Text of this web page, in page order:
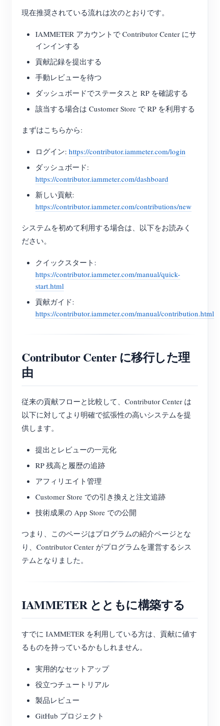
現在推奨されている流れは次のとおりです。
IAMMETER アカウントで Contributor Center にサ
インインする
貢献記録を提出する
手動レビューを待つ
ダッシュボードでステータスと RP を確認する
該当する場合は Customer Store で RP を利用する
まずはこちらから:
ログイン: https://contributor.iammeter.com/login
ダッシュボード:
https://contributor.iammeter.com/dashboard
新しい貢献:
https://contributor.iammeter.com/contributions/new
システムを初めて利用する場合は、以下をお読みく
ださい。
クイックスタート:
https://contributor.iammeter.com/manual/quick-
start.html
貢献ガイド:
https://contributor.iammeter.com/manual/contribution.html
Contributor Center に移行した理
由
従来の貢献フローと比較して、Contributor Center は
以下に対してより明確で拡張性の高いシステムを提
供します。
提出とレビューの一元化
RP 残高と履歴の追跡
アフィリエイト管理
Customer Store での引き換えと注文追跡
技術成果の App Store での公開
つまり、このページはプログラムの紹介ページとな
り、Contributor Center がプログラムを運営するシス
テムとなりました。
IAMMETER とともに構築する
すでに IAMMETER を利用している方は、貢献に値す
るものを持っているかもしれません。
実用的なセットアップ
役立つチュートリアル
製品レビュー
GitHub プロジェクト